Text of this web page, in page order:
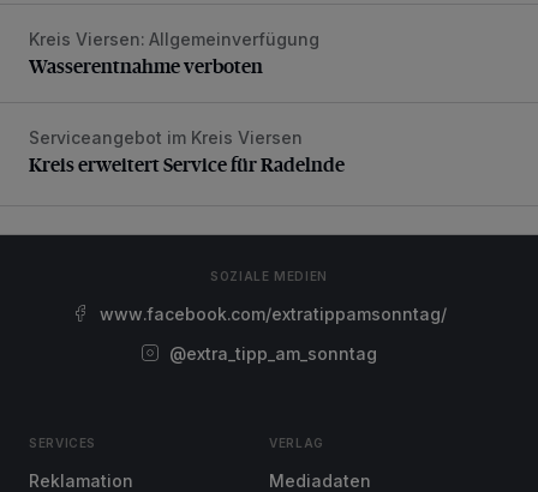
Wasserentnahme verboten
Kreis Viersen: Allgemeinverfügung
Wasserentnahme verboten
Kreis erweitert Service für Radelnde
Serviceangebot im Kreis Viersen
Kreis erweitert Service für Radelnde
SOZIALE MEDIEN
www.facebook.com/extratippamsonntag/
@extra_tipp_am_sonntag
SERVICES
Reklamation
VERLAG
Mediadaten